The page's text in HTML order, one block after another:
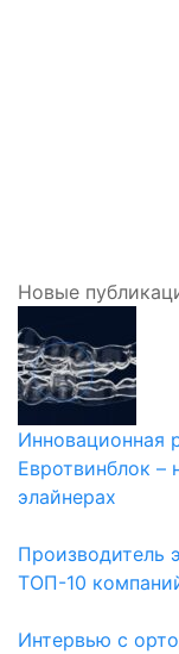
Новые
Инновационная
Евротвинблок –
элайнерах
Производитель
ТОП-10
Интервью с